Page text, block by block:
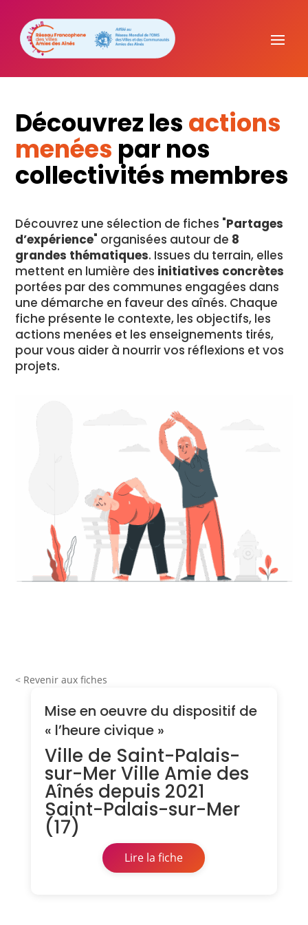
Découvrez les actions
menées par nos
collectivités membres
Découvrez une sélection de fiches "Partages
d’expérience" organisées autour de 8
grandes thématiques. Issues du terrain, elles
mettent en lumière des initiatives concrètes
portées par des communes engagées dans
une démarche en faveur des aînés. Chaque
fiche présente le contexte, les objectifs, les
actions menées et les enseignements tirés,
pour vous aider à nourrir vos réflexions et vos
projets.
< Revenir aux fiches
Mise en oeuvre du dispositif de
« l’heure civique »
Ville de Saint-Palais-
sur-Mer Ville Amie des
Aînés depuis 2021
Saint-Palais-sur-Mer
(17)
Lire la fiche